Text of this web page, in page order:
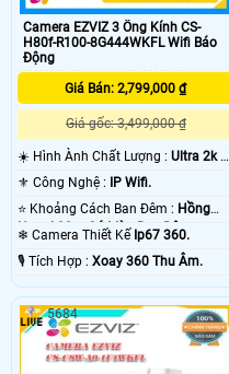
Camera EZVIZ 3 Ống Kính CS-
H80f-R100-8G444WKFL Wifi Báo
Động
Giá Bán: 2,799,000 ₫
Giá gốc: 3,499,000 ₫
☀️ Hình Ành Chất Lượng : Ultra 2k +
⚜️ Công Nghệ :
IP Wifi.
⭐ Khoảng Cách Ban Đêm : Hồng
Ngoại 30m Có Màu Ban Ðêm.
❄ Camera Thiết Kế Ip67 360.
️🎙 Tích Hợp : Xoay 360 Thu Âm.
5684